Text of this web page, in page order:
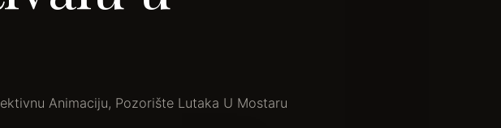
Animaciju, Pozorište Lutaka U Mostaru